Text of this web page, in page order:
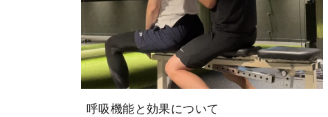
呼吸機能と効果について